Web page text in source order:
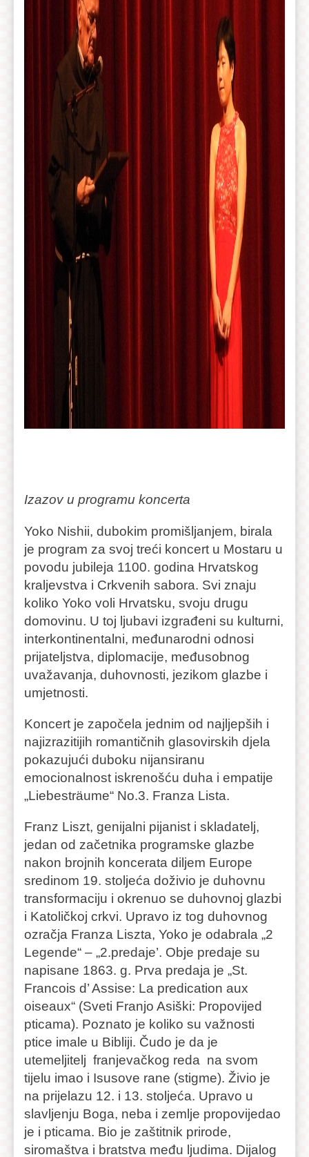
Izazov u programu koncerta
Yoko Nishii, dubokim promišljanjem, birala
je program za svoj treći koncert u Mostaru u
povodu jubileja 1100. godina Hrvatskog
kraljevstva i Crkvenih sabora. Svi znaju
koliko Yoko voli Hrvatsku, svoju drugu
domovinu. U toj ljubavi izgrađeni su kulturni,
interkontinentalni, međunarodni odnosi
prijateljstva, diplomacije, međusobnog
uvažavanja, duhovnosti, jezikom glazbe i
umjetnosti.
Koncert je započela jednim od najljepših i
najizrazitijih romantičnih glasovirskih djela
pokazujući duboku nijansiranu
emocionalnost iskrenošću duha i empatije
„Liebesträume“ No.3. Franza Lista.
Franz Liszt, genijalni pijanist i skladatelj,
jedan od začetnika programske glazbe
nakon brojnih koncerata diljem Europe
sredinom 19. stoljeća doživio je duhovnu
transformaciju i okrenuo se duhovnoj glazbi
i Katoličkoj crkvi. Upravo iz tog duhovnog
ozračja Franza Liszta, Yoko je odabrala „2
Legende“ – „2.predaje’. Obje predaje su
napisane 1863. g. Prva predaja je „St.
Francois d’ Assise: La predication aux
oiseaux“ (Sveti Franjo Asiški: Propovijed
pticama). Poznato je koliko su važnosti
ptice imale u Bibliji. Čudo je da je
utemeljitelj franjevačkog reda na svom
tijelu imao i Isusove rane (stigme). Živio je
na prijelazu 12. i 13. stoljeća. Upravo u
slavljenju Boga, neba i zemlje propovijedao
je i pticama. Bio je zaštitnik prirode,
siromaštva i bratstva među ljudima. Dijalog